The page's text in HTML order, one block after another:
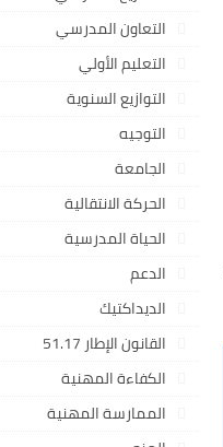
التعاون المدرسي
التعليم الأولي
التوازيع السنوية
التوجيه
الجامعة
الحركة الانتقالية
الحياة المدرسية
الدعم
الديداكتيك
القانون الإطار 51.17
الكفاءة المهنية
الممارسة المهنية